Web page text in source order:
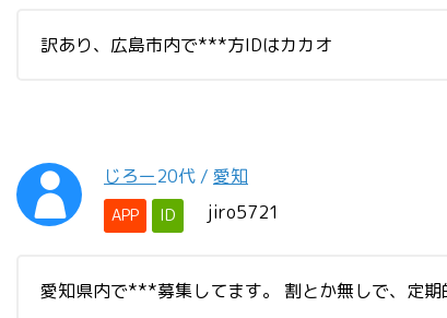
訳あり、広島市内で***方IDはカカオ
じろー20代 / 愛知
APP ID jiro5721
愛知県内で***募集してます。 割とか無しで、定